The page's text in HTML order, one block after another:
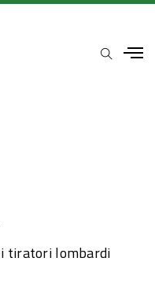
tiratori lombardi